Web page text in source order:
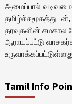
அமைப்பால்
தமிழ்ச்சமூகத்துடன்,
தரவுகளின்
ஆராயப்பட்டு
Tamil Info